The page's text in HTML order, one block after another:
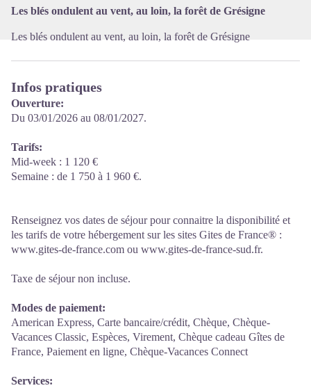
Les blés ondulent au vent, au loin, la forêt de Grésigne
Les blés ondulent au vent, au loin, la forêt de Grésigne
Infos pratiques
Ouverture:
Du 03/01/2026 au 08/01/2027.
Tarifs:
Mid-week : 1 120 €
Semaine : de 1 750 à 1 960 €.
Renseignez vos dates de séjour pour connaitre la disponibilité et
les tarifs de votre hébergement sur les sites Gites de France® :
www.gites-de-france.com ou www.gites-de-france-sud.fr.
Taxe de séjour non incluse.
Modes de paiement:
American Express, Carte bancaire/crédit, Chèque, Chèque-
Vacances Classic, Espèces, Virement, Chèque cadeau Gîtes de
France, Paiement en ligne, Chèque-Vacances Connect
Services: